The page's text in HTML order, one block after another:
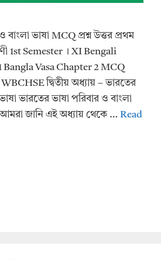
বাংলা ভাষা MCQ প্রশ্ন উত্তর প্রথম
1st Semester । XI Bengali
Bangla Vasa Chapter 2 MCQ
দ্বিতীয় অধ্যায় – ভারতের
ভারতের ভাষা পরিবার ও বাংলা
আমরা জানি এই অধ্যায় থেকে … Read